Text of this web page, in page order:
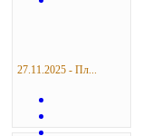
27.11.2025 - Пл...